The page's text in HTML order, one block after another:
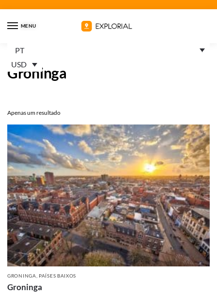
MENU
PT
USD
Início
Groninga
Apenas um resultado
GRONINGA PAÍSES BAIXOS
Groninga